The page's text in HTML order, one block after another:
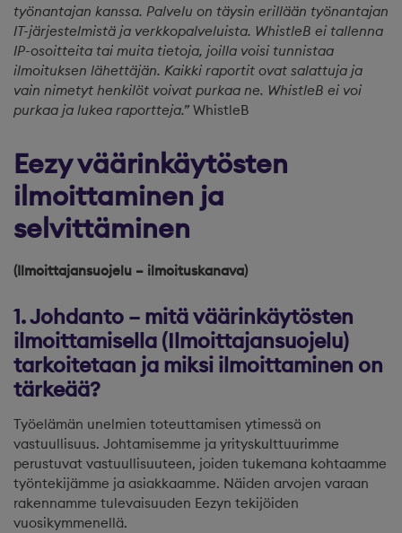
työnantajan kanssa. Palvelu on täysin erillään työnantajan
IT-järjestelmistä ja verkkopalveluista. WhistleB ei tallenna
IP-osoitteita tai muita tietoja, joilla voisi tunnistaa
ilmoituksen lähettäjän. Kaikki raportit ovat salattuja ja
vain nimetyt henkilöt voivat purkaa ne. WhistleB ei voi
purkaa ja lukea raportteja.” WhistleB
Eezy väärinkäytösten
ilmoittaminen ja
selvittäminen
(Ilmoittajansuojelu – ilmoituskanava)
1. Johdanto – mitä väärinkäytösten
ilmoittamisella (Ilmoittajansuojelu)
tarkoitetaan ja miksi ilmoittaminen on
tärkeää?
Työelämän unelmien toteuttamisen ytimessä on
vastuullisuus. Johtamisemme ja yrityskulttuurimme
perustuvat vastuullisuuteen, joiden tukemana kohtaamme
työntekijämme ja asiakkaamme. Näiden arvojen varaan
rakennamme tulevaisuuden Eezyn tekijöiden
vuosikymmenellä.